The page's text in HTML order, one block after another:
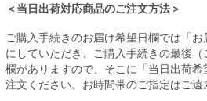
＜当日出荷対応商品のご注文方法＞
ご購入手続きのお届け希望日欄では「
にしていただき、ご購入手続きの最後
欄がありますので、そこに「当日出荷
注文ください。お時間帯のご指定はご遠